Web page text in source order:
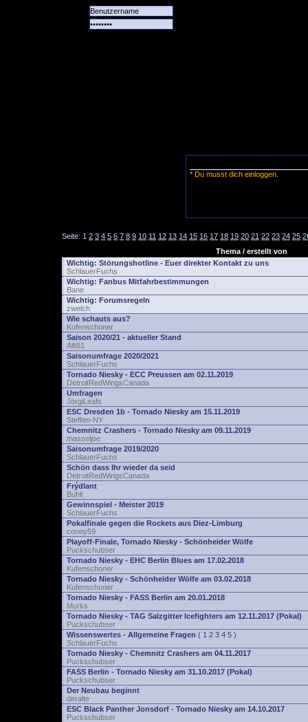
* Du musst dich einloggen.
Seite: 1 2 3 4 5 6 7 8 9 10 11 12 13 14 15 16 17 18 19 20 21 22 23 24 25
Thema / erstellt von
Wichtig: Störungshotline - Euer direkter Kontakt zu uns
SchlauerFuchs
Wichtig: Fanbus Mitfahrbestimmungen
Bane
Wichtig: Forumsregeln
zwelch
Wie schauts aus?
Kufenschoner
Saison 2020/21 - aktueller Stand
Alfi81
Saisonumfrage 2020/2021
SchlauerFuchs
Tornado Niesky - ECC Preussen am 02.11.2019
DetroitRedWingsCanada
Umfragen
JörgiLeafs
ESC Dresden 1b - Tornado Niesky am 15.11.2019
Steffen-NY
Chemnitz Crashers - Tornado Niesky am 09.11.2019
masseljoe
Saisonumfrage 2019/2020
SchlauerFuchs
Schön dass Ihr wieder da seid
DetroitRedWingsCanada
Frýdlant
Buhli
Gewinnspiel - Meister 2019
SchlauerFuchs
Pokalfinale gegen die Rockets aus Diez-Limburg
conny59
Playoff-Finale, Tornado Niesky - Schönheider Wölfe
Puckschubser
Tornado Niesky - EHC Berlin Blues am 17.02.2018
Kufenschoner
Tornado Niesky - Schönheider Wölfe am 03.02.2018
Kufenschoner
Tornado Niesky - FASS Berlin am 20.01.2018
Murks
Tornado Niesky - TAG Salzgitter Icefighters am 12.11.2017 (Pokal)
Puckschubser
Wissenswertes - Allgemeine Fragen ( 1 2 3 4 5 )
SchlauerFuchs
Tornado Niesky - Chemnitz Crashers am 04.11.2017
Puckschubser
FASS Berlin - Tornado Niesky am 31.10.2017 (Pokal)
Puckschubser
Der Neubau beginnt
deralte
ESC Black Panther Jonsdorf - Tornado Niesky am 14.10.2017
Puckschubser